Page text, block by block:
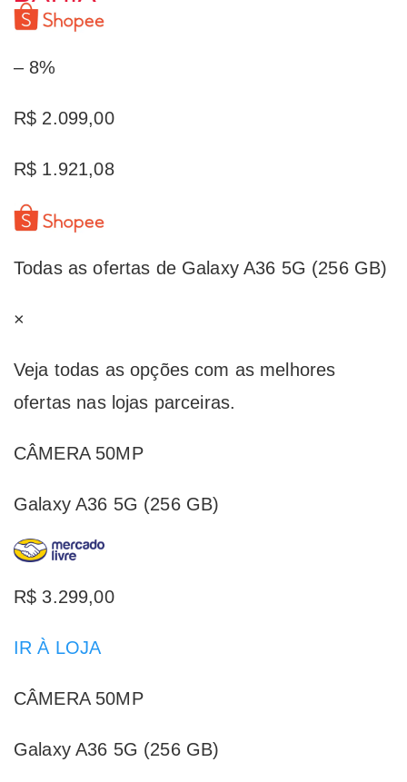
– 8%
R$ 2.099,00
R$ 1.921,08
Todas as ofertas de Galaxy A36 5G (256 GB)
×
Veja todas as opções com as melhores
ofertas nas lojas parceiras.
CÂMERA 50MP
Galaxy A36 5G (256 GB)
R$ 3.299,00
IR À LOJA
CÂMERA 50MP
Galaxy A36 5G (256 GB)